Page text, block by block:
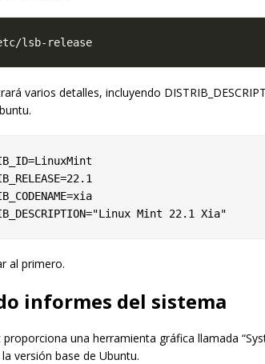
varios detalles, incluyendo
al primero.
informes del sistema
proporciona una herramienta gráfica llamada
versión base de Ubuntu.